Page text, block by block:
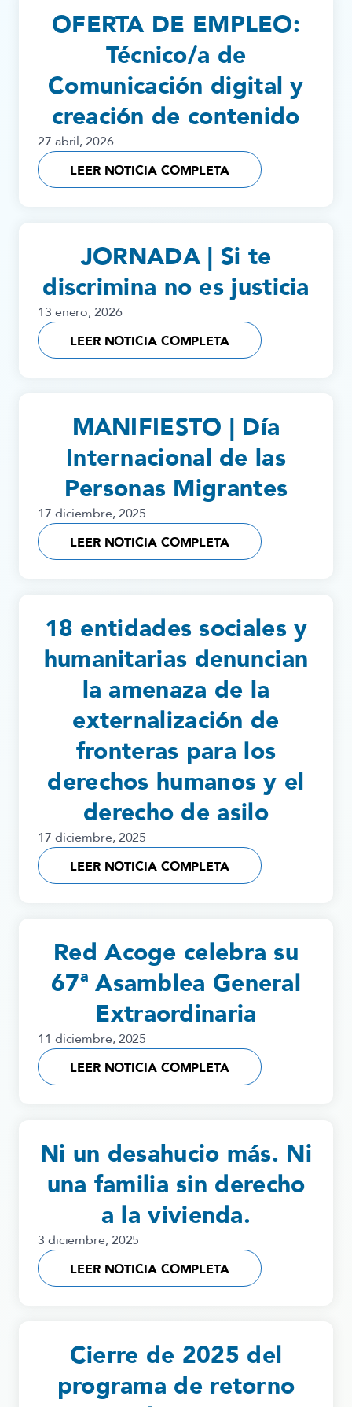
OFERTA DE EMPLEO:
Técnico/a de
Comunicación digital y
creación de contenido
27 abril, 2026
LEER NOTICIA COMPLETA
JORNADA | Si te
discrimina no es justicia
13 enero, 2026
LEER NOTICIA COMPLETA
MANIFIESTO | Día
Internacional de las
Personas Migrantes
17 diciembre, 2025
LEER NOTICIA COMPLETA
18 entidades sociales y
humanitarias denuncian
la amenaza de la
externalización de
fronteras para los
derechos humanos y el
derecho de asilo
17 diciembre, 2025
LEER NOTICIA COMPLETA
Red Acoge celebra su
67ª Asamblea General
Extraordinaria
11 diciembre, 2025
LEER NOTICIA COMPLETA
Ni un desahucio más. Ni
una familia sin derecho
a la vivienda.
3 diciembre, 2025
LEER NOTICIA COMPLETA
Cierre de 2025 del
programa de retorno